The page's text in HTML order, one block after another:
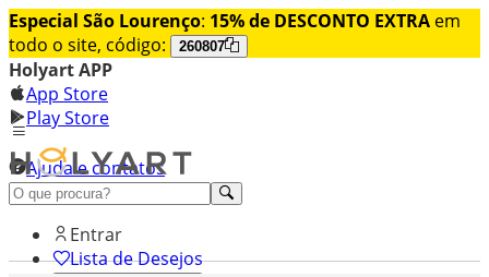
Especial São Lourenço: 15% de DESCONTO EXTRA em
todo o site, código:
260807
Holyart APP
App Store
Play Store
Ajuda e contatos
Conheça premium
Entrar
Lista de Desejos